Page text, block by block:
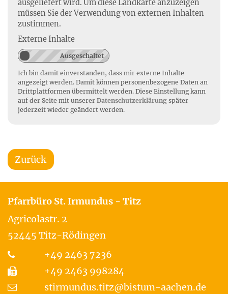
ausgeliefert wird. Um diese Landkarte anzuzeigen
müssen Sie der Verwendung von externen Inhalten
zustimmen.
Externe Inhalte
Ich bin damit einverstanden, dass mir externe Inhalte
angezeigt werden. Damit können personenbezogene Daten an
Drittplattformen übermittelt werden. Diese Einstellung kann
auf der Seite mit unserer Datenschutzerklärung später
jederzeit wieder geändert werden.
Zurück
Pfarrbüro St. Irmundus - Titz
Agricolastr. 2
52445 Titz-Rödingen
+49 2463 7236
+49 2463 998284
stirmundus.titz@bistum-aachen.de